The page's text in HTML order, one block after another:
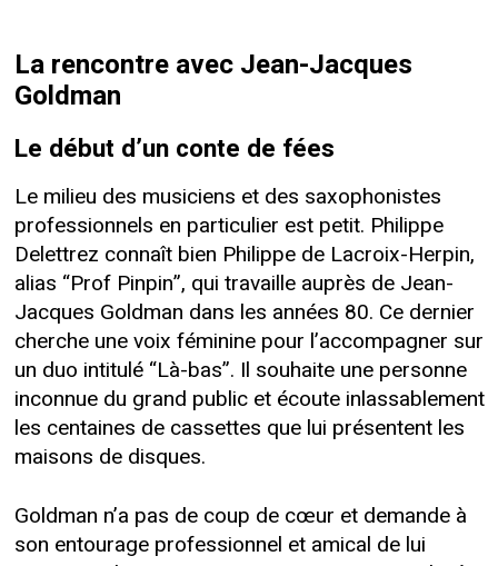
La rencontre avec Jean-Jacques
Goldman
Le début d’un conte de fées
Le milieu des musiciens et des saxophonistes
professionnels en particulier est petit. Philippe
Delettrez connaît bien Philippe de Lacroix-Herpin,
alias “Prof Pinpin”, qui travaille auprès de Jean-
Jacques Goldman dans les années 80. Ce dernier
cherche une voix féminine pour l’accompagner sur
un duo intitulé “Là-bas”. Il souhaite une personne
inconnue du grand public et écoute inlassablement
les centaines de cassettes que lui présentent les
maisons de disques.
Goldman n’a pas de coup de cœur et demande à
son entourage professionnel et amical de lui